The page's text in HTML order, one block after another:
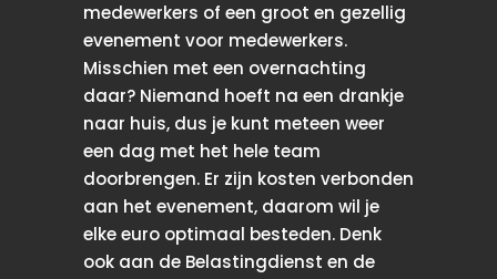
medewerkers of een groot en gezellig
evenement voor medewerkers.
Misschien met een overnachting
daar? Niemand hoeft na een drankje
naar huis, dus je kunt meteen weer
een dag met het hele team
doorbrengen. Er zijn kosten verbonden
aan het evenement, daarom wil je
elke euro optimaal besteden. Denk
ook aan de Belastingdienst en de